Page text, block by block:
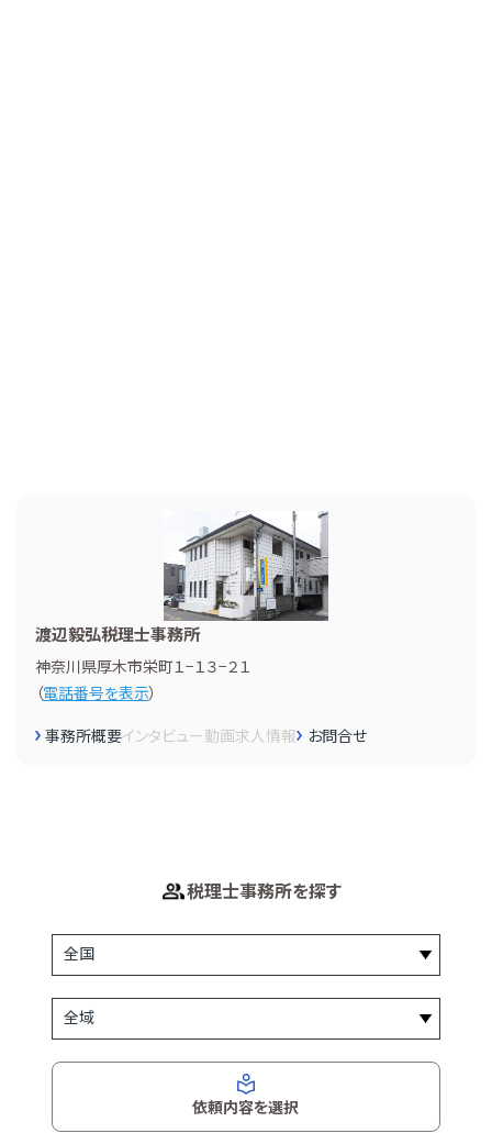
渡辺毅弘税理士事務所
神奈川県厚木市栄町１−１３−２１
（電話番号を表示）
事務所概要インタビュー動画求人情報 お問合せ
税理士事務所を探す
依頼内容を選択